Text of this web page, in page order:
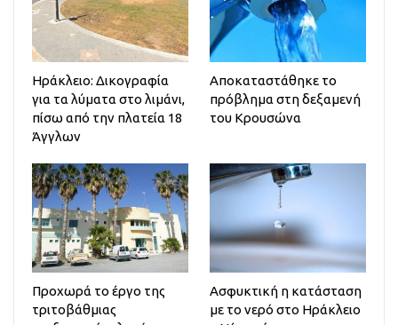
Ηράκλειο: Δικογραφία
για τα λύματα στο λιμάνι,
πίσω από την πλατεία 18
Άγγλων
Αποκαταστάθηκε το
πρόβλημα στη δεξαμενή
του Κρουσώνα
Προχωρά το έργο της
τριτοβάθμιας
Ασφυκτική η κατάσταση
με το νερό στο Ηράκλειο